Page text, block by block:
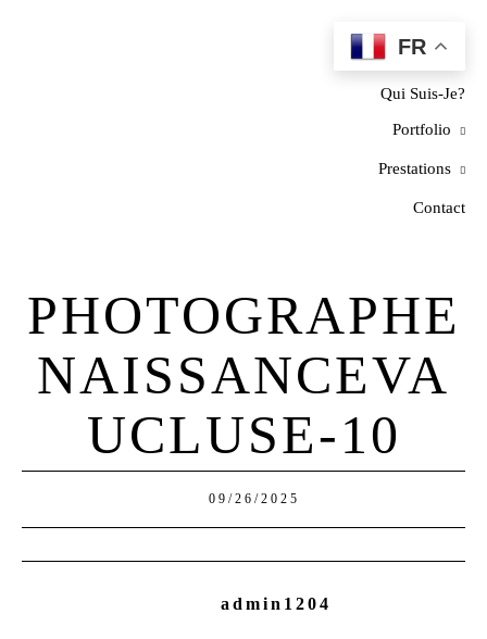
Home
Qui Suis-Je?
Portfolio
Prestations
Contact
PHOTOGRAPHE
NAISSANCEVA
UCLUSE-10
09/26/2025
admin1204
FR